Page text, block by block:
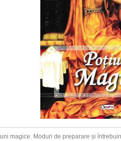
magice. Moduri de preparare și